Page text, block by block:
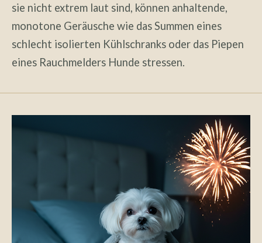
sie nicht extrem laut sind, können anhaltende,
monotone Geräusche wie das Summen eines
schlecht isolierten Kühlschranks oder das Piepen
eines Rauchmelders Hunde stressen.